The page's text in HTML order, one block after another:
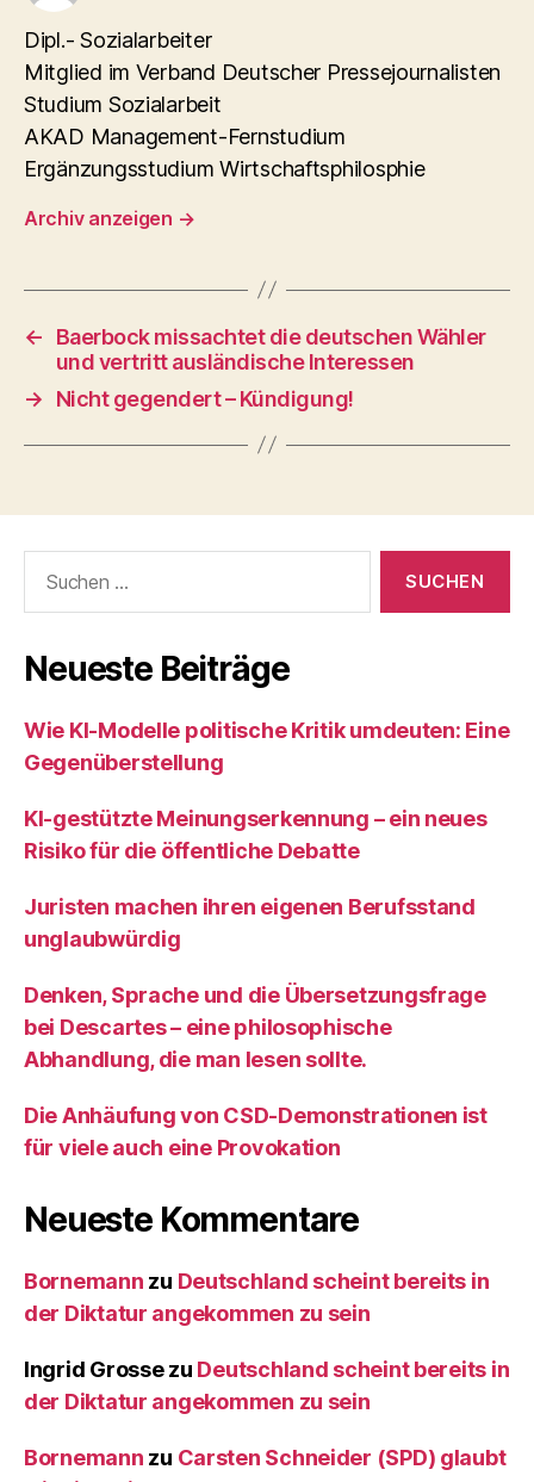
Dipl.- Sozialarbeiter
Mitglied im Verband Deutscher Pressejournalisten
Studium Sozialarbeit
AKAD Management-Fernstudium
Ergänzungsstudium Wirtschaftsphilosphie
Archiv anzeigen →
←
Baerbock missachtet die deutschen Wähler
und vertritt ausländische Interessen
→
Nicht gegendert – Kündigung!
nach:
Neueste Beiträge
Wie KI‑Modelle politische Kritik umdeuten: Eine
Gegenüberstellung
KI‑gestützte Meinungserkennung – ein neues
Risiko für die öffentliche Debatte
Juristen machen ihren eigenen Berufsstand
unglaubwürdig
Denken, Sprache und die Übersetzungsfrage
bei Descartes – eine philosophische
Abhandlung, die man lesen sollte.
Die Anhäufung von CSD-Demonstrationen ist
für viele auch eine Provokation
Neueste Kommentare
Bornemann zu Deutschland scheint bereits in
der Diktatur angekommen zu sein
Ingrid Grossezu Deutschland scheint bereits in
der Diktatur angekommen zu sein
Bornemann zu Carsten Schneider (SPD) glaubt